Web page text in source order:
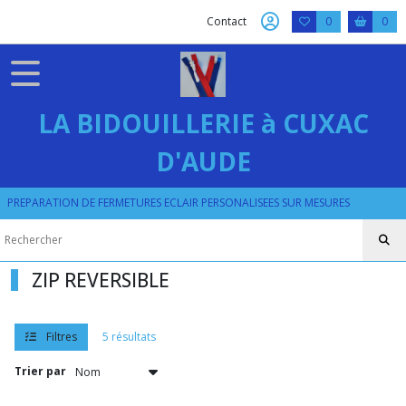
Contact 0 0
LA BIDOUILLERIE à CUXAC
D'AUDE
PREPARATION DE FERMETURES ECLAIR PERSONALISEES SUR MESURES
ZIP REVERSIBLE
Filtres 5 résultats
Trier par
FILTRES
METAL
ZIP
5
OPTIONS
(29)